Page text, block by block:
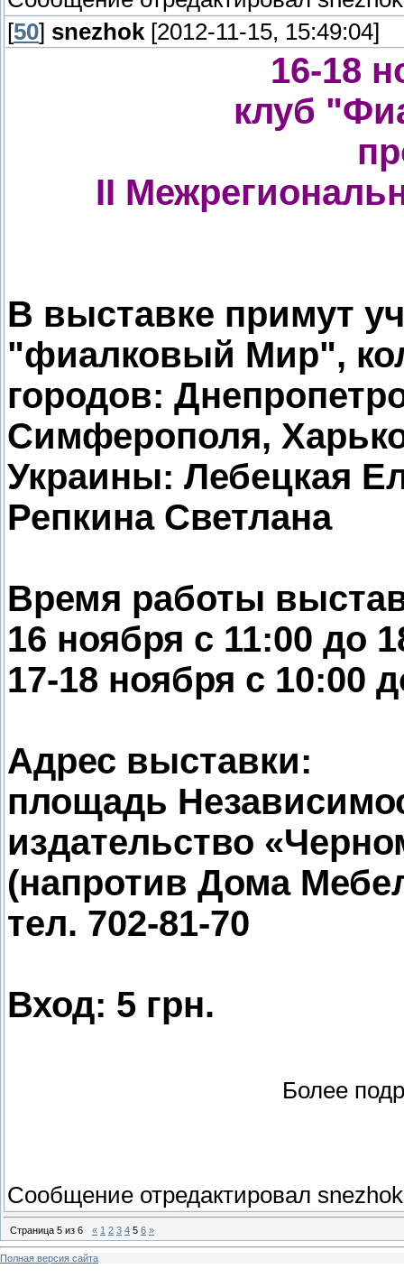
[50] snezhok [2012-11-15, 15:49:04]
16-18
клуб
II
В выставке примут
"фиалковый Мир",
городов:
Симферополя,
Украины: Лебецкая
Репкина Светлана
Время работы
16 ноября с 11:00 до
17-18 ноября с 10:00
Адрес выставки:
площадь
издательство
(напротив Дома
тел. 702-81-70
Вход: 5 грн.
Более
Сообщение отредактировал snezhok
Страница 5 из 6 « 1 2 3 4 5 6 »
Полная версия сайта